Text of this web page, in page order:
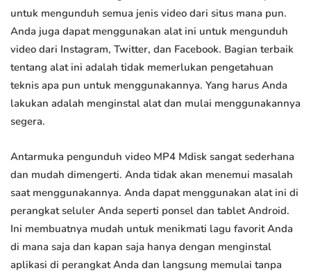
untuk mengunduh semua jenis video dari situs mana pun.
Anda juga dapat menggunakan alat ini untuk mengunduh
video dari Instagram, Twitter, dan Facebook. Bagian terbaik
tentang alat ini adalah tidak memerlukan pengetahuan
teknis apa pun untuk menggunakannya. Yang harus Anda
lakukan adalah menginstal alat dan mulai menggunakannya
segera.
Antarmuka pengunduh video MP4 Mdisk sangat sederhana
dan mudah dimengerti. Anda tidak akan menemui masalah
saat menggunakannya. Anda dapat menggunakan alat ini di
perangkat seluler Anda seperti ponsel dan tablet Android.
Ini membuatnya mudah untuk menikmati lagu favorit Anda
di mana saja dan kapan saja hanya dengan menginstal
aplikasi di perangkat Anda dan langsung memulai tanpa